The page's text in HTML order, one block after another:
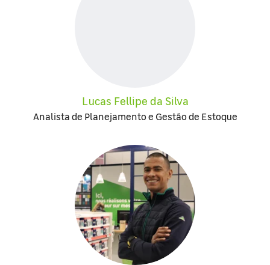
Lucas Fellipe da Silva
Analista de Planejamento e Gestão de Estoque